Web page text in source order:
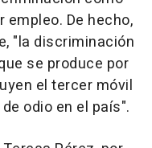
empleo. De hecho,
"la discriminación
se produce por
el tercer móvil
odio en el país".